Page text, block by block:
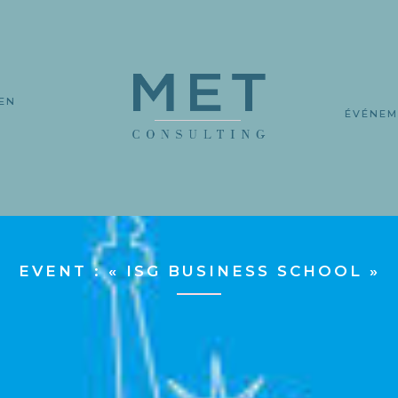
EVENT : « ISG BUSINESS SCHOOL »